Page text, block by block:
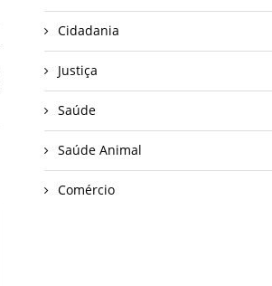
Cidadania
Justiça
Saúde
Saúde Animal
Comércio